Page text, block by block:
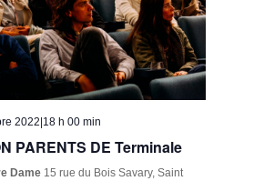
2022|18 h 00 min
PARENTS DE Terminale
Dame 15 rue du Bois Savary, Saint